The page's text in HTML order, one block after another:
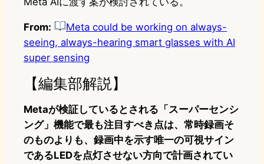
From:
Meta could be working on always-
seeing, always-hearing smart glasses with AI
super sensing
【編集部解説】
Metaが検証しているとされる「スーパーセンシ
ング」機能で最も注目すべき点は、常時録画そ
のものよりも、録画中を示す唯一の可視サイン
であるLEDを点灯させない方向で計画されてい